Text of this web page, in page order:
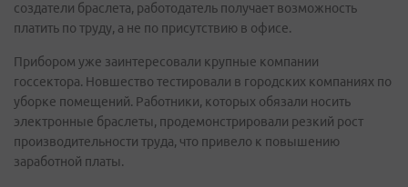
создатели браслета, работодатель получает возможность
платить по труду, а не по присутствию в офисе.
Прибором уже заинтересовали крупные компании
госсектора. Новшество тестировали в городских компаниях по
уборке помещений. Работники, которых обязали носить
электронные браслеты, продемонстрировали резкий рост
производительности труда, что привело к повышению
заработной платы.